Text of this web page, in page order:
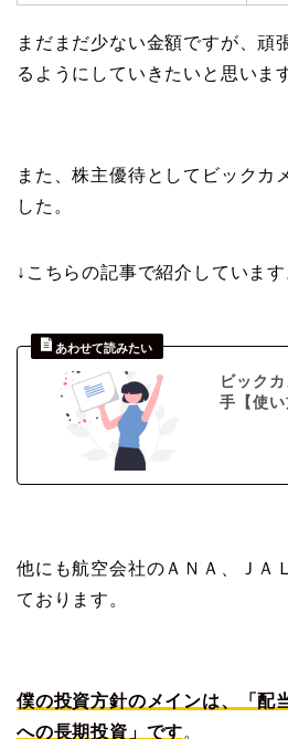
まだまだ少ない金額ですが、頑
るようにしていきたいと思いま
また、株主優待としてビックカ
した。
↓こちらの記事で紹介しています
ビック
手【使い
他にも航空会社のＡＮＡ、ＪＡ
ております。
僕の投資方針のメインは、「配
への長期投資」です。